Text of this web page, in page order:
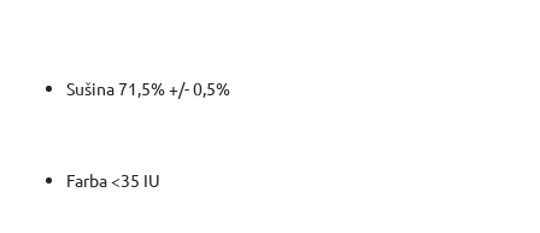
Sušina 71,5% +/- 0,5%
Farba <35 IU